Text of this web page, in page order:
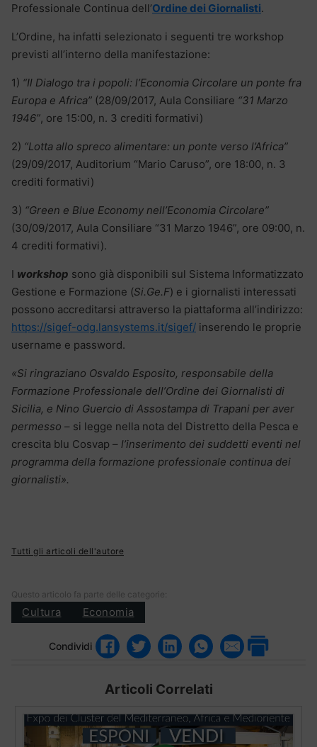
Professionale Continua dell’Ordine dei Giornalisti.
L’Ordine, ha infatti selezionato i seguenti tre workshop
previsti all’interno della manifestazione:
1) “Il Dialogo tra i popoli: l’Economia Circolare un ponte fra
Europa e Africa” (28/09/2017, Aula Consiliare “31 Marzo
1946”, ore 15:00, n. 3 crediti formativi)
2) “Lotta allo spreco alimentare: un ponte verso l’Africa”
(29/09/2017, Auditorium “Mario Caruso”, ore 18:00, n. 3
crediti formativi)
3) “Green e Blue Economy nell’Economia Circolare”
(30/09/2017, Aula Consiliare “31 Marzo 1946”, ore 09:00, n.
4 crediti formativi).
I workshop sono già disponibili sul Sistema Informatizzato
Gestione e Formazione (Si.Ge.F) e i giornalisti interessati
possono accreditarsi attraverso la piattaforma all’indirizzo:
https://sigef-odg.lansystems.it/sigef/ inserendo le proprie
username e password.
«Si ringraziano Osvaldo Esposito, responsabile della
Formazione Professionale dell’Ordine dei Giornalisti di
Sicilia, e Nino Guercio di Assostampa di Trapani per aver
permesso – si legge nella nota del Distretto della Pesca e
crescita blu Cosvap – l’inserimento dei suddetti eventi nel
programma della formazione professionale continua dei
giornalisti».
Tutti gli articoli dell'autore
Questo articolo fa parte delle categorie:
Cultura Economia
Condividi
Articoli Correlati